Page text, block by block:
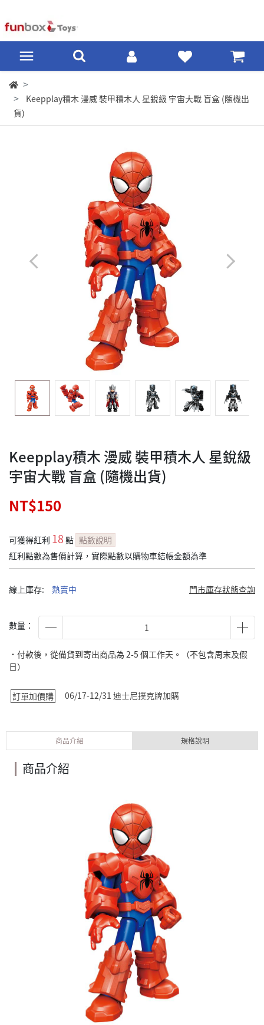
Keepplay積木 漫威 裝甲積木人 星銳級 宇宙大戰 盲盒 (隨機出
貨)
Keepplay積木 漫威 裝甲積木人 星銳級
宇宙大戰 盲盒 (隨機出貨)
NT$150
可獲得紅利 18 點 點數說明
紅利點數為售價計算，實際點數以購物車結帳金額為準
線上庫存: 熱賣中 門市庫存狀態查詢
數量：
˙付款後，從備貨到寄出商品為 2-5 個工作天。（不包含周末及假
日）
訂單加價購 06/17-12/31 迪士尼撲克牌加購
商品介紹 規格說明
商品介紹